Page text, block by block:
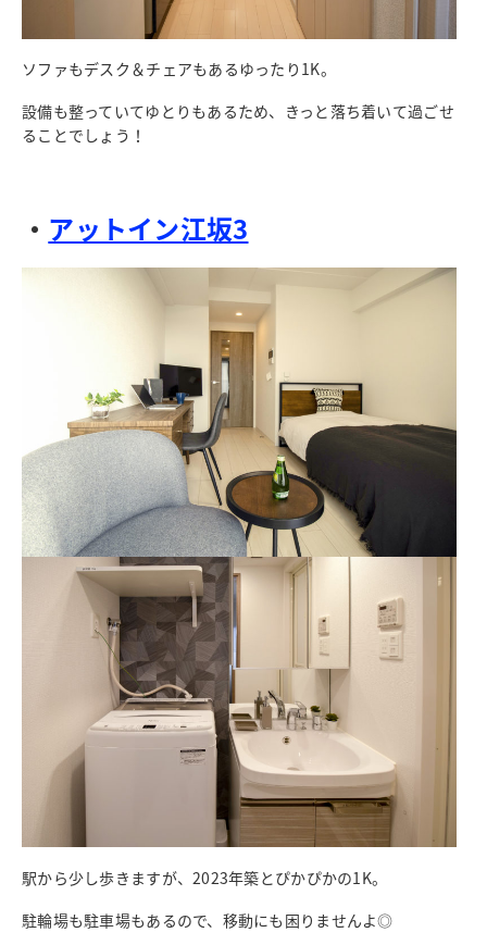
ソファもデスク＆チェアもあるゆったり1K。
設備も整っていてゆとりもあるため、きっと落ち着いて過ごせ
ることでしょう！
・ アットイン江坂3
駅から少し歩きますが、2023年築とぴかぴかの1K。
駐輪場も駐車場もあるので、移動にも困りませんよ◎